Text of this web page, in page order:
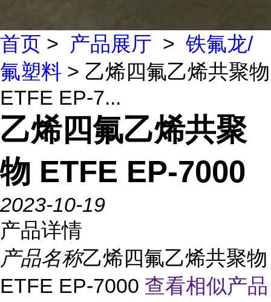
首页 > 产品展厅 > 铁氟龙/
氟塑料 > 乙烯四氟乙烯共聚物
ETFE EP-7...
乙烯四氟乙烯共聚
物 ETFE EP-7000
2023-10-19
产品详情
产品名称乙烯四氟乙烯共聚物
ETFE EP-7000 查看相似产品